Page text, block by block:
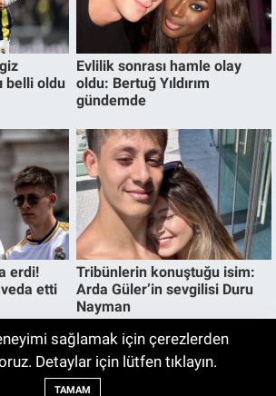
sağlamak için çerezlerden
Detaylar için lütfen tıklayın.
TAMAM
Salonu Projesinde Temel
Gerçekleştirildi